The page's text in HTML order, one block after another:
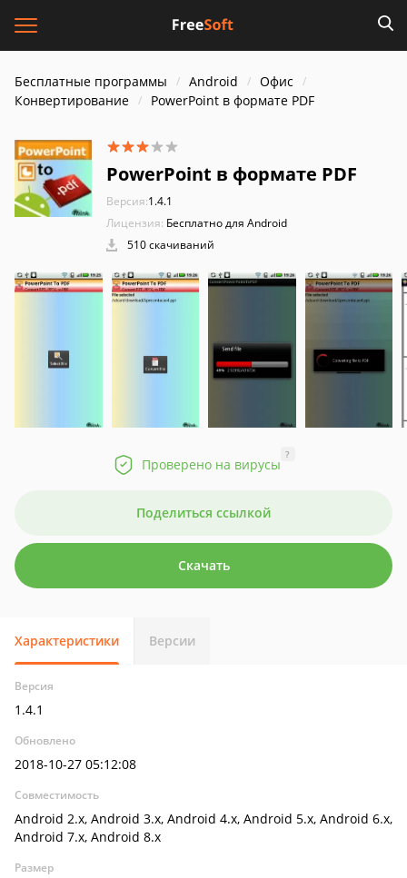
Бесплатные программы Android
Офис
Конвертирование
PowerPoint в формате PDF
PowerPoint в формате PDF
Версия:1.4.1
Лицензия: Бесплатно для Android
510 скачиваний
Проверено на вирусы
?
Поделиться ссылкой
Скачать
Характеристики Версии
Версия
1.4.1
Обновлено
2018-10-27 05:12:08
Совместимость
Android 2.x, Android 3.x, Android 4.x, Android 5.x, Android 6.x,
Android 7.x, Android 8.x
Размер